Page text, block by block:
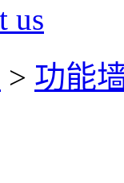
us
> 功能